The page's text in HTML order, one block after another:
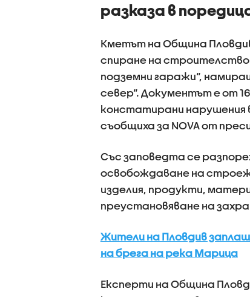
разказа в
Кметът на Община
спиране на
подземни гаражи“,
север“. Документът е от
констатирани нарушения
съобщиха за NOVA от
Със заповедта се
освобождаване на
изделия, продукти,
преустановяване на
Жители на Пловдив
на брега на река Марица
Експерти на Община